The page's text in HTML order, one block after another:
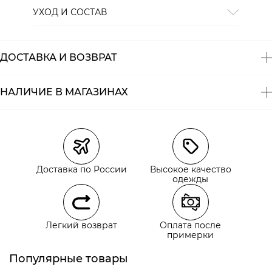
УХОД И СОСТАВ
ДОСТАВКА И ВОЗВРАТ
Курьерская доставка СДЭК
Самовывоз из пункта выдачи СДЭК
Самовывоз из наших магазинов
Курьерская доставка СДЭК
Самовывоз из пункта выдачи СДЭК
НАЛИЧИЕ В МАГАЗИНАХ
Доставка по России
Высокое качество
одежды
Легкий возврат
Оплата после
примерки
Популярные товары